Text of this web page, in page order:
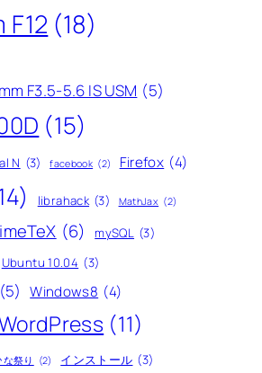
(18)
F3.5-5.6 IS USM (5)
(15)
N (3) facebook (2) Firefox (4)
librahack (3) MathJax (2)
(6) mySQL (3)
Ubuntu 10.04 (3)
(5) Windows8 (4)
(11)
な祭り (2) インストール (3)